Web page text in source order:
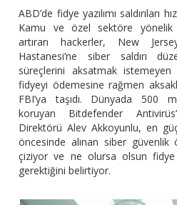
ABD’de fidye yazılımı saldırıları
Kamu ve özel sektöre yönelik
artıran hackerler, New
Hastanesi’ne siber saldırı
süreçlerini aksatmak
fidyeyi ödemesine rağmen
FBI’ya taşıdı. Dünyada 500
koruyan Bitdefender
Direktörü Alev Akkoyunlu, en
öncesinde alınan siber güvenlik
çiziyor ve ne olursa olsun fidye
gerektiğini belirtiyor.